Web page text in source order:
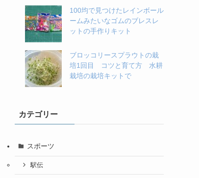
100均で見つけたレインボール
ームみたいなゴムのブレスレ
ットの手作りキット
ブロッコリースプラウトの栽
培1回目 コツと育て方 水耕
栽培の栽培キットで
カテゴリー
スポーツ
駅伝